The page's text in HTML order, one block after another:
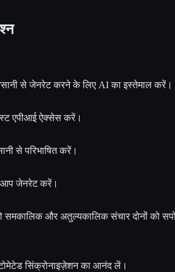
से जेनरेट करने के लिए AI का इस्तेमाल करें।
एपीआई ऐक्सेस करें।
से परिभाषित करें।
जेनरेट करें।
और अतुल्यकालिक संचार दोनों को
सिंक्रोनाइज़ेशन का आनंद लें।